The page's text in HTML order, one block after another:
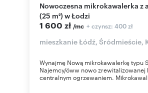
Nowoczesna mikrokawalerka z antresolą
(25 m²) w Łodzi
1 600 zł /mc + czynsz: 400 zł
mieszkanie Łódź, Śródmieście,
Wynajmę Nową mikrokawalerkę typu
Najemcy/óww nowo zrewitalizowanej
centralnym ogrzewaniem.